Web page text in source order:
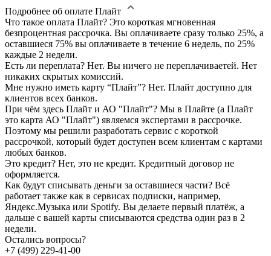
Подробнее об оплате Плайт
Что такое оплата Плайт? Это короткая мгновенная
безпроцентная рассрочка. Вы оплачиваете сразу только 25%, а
оставшиеся 75% вы оплачиваете в течение 6 недель, по 25%
каждые 2 недели.
Есть ли переплата? Нет. Вы ничего не переплачиваетей. Нет
никаких скрытых комиссий.
Мне нужно иметь карту “Плайт”? Нет. Плайт доступно для
клиентов всех банков.
При чём здесь Плайт и АО "Плайт"? Мы в Плайте (а Плайт
это карта АО "Плайт") являемся экспертами в рассрочке.
Поэтому мы решили разработать сервис с короткой
рассрочкой, который будет доступен всем клиентам с картами
любых банков.
Это кредит? Нет, это не кредит. Кредитный договор не
оформляется.
Как будут списывать деньги за оставшиеся части? Всё
работает также как в сервисах подписки, например,
Яндекс.Музыка или Spotify. Вы делаете первый платёж, а
дальше с вашей карты списываются средства один раз в 2
недели.
Остались вопросы?
+7 (499) 229-41-00